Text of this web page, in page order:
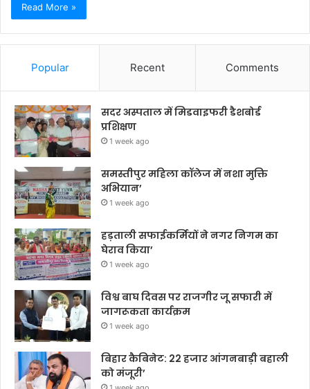
Read More »
Popular Recent Comments
सदर अस्पताल में मिडवाइफरी डैशबोर्ड
प्रशिक्षण
1 week ago
समस्तीपुर महिला कॉलेज में नशा मुक्ति
अभियान’
1 week ago
हड़ताली सफाईकर्मियों ने नगर निगम का
घेराव किया’
1 week ago
विश्व बाघ दिवस पर राजगीर जू सफारी में
जागरूकता कार्यक्रम
1 week ago
बिहार कैबिनेट: 22 हजार आंगनबाड़ी बहाली
को मंजूरी’